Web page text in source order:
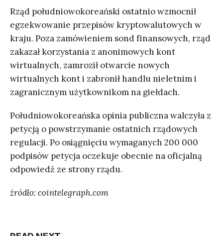
Rząd południowokoreański ostatnio wzmocnił
egzekwowanie przepisów kryptowalutowych w
kraju. Poza zamówieniem sond finansowych, rząd
zakazał korzystania z anonimowych kont
wirtualnych, zamroził otwarcie nowych
wirtualnych kont i zabronił handlu nieletnim i
zagranicznym użytkownikom na giełdach.
Południowokoreańska opinia publiczna walczyła z
petycją o powstrzymanie ostatnich rządowych
regulacji. Po osiągnięciu wymaganych 200 000
podpisów petycja oczekuje obecnie na oficjalną
odpowiedź ze strony rządu.
źródło: cointelegraph.com